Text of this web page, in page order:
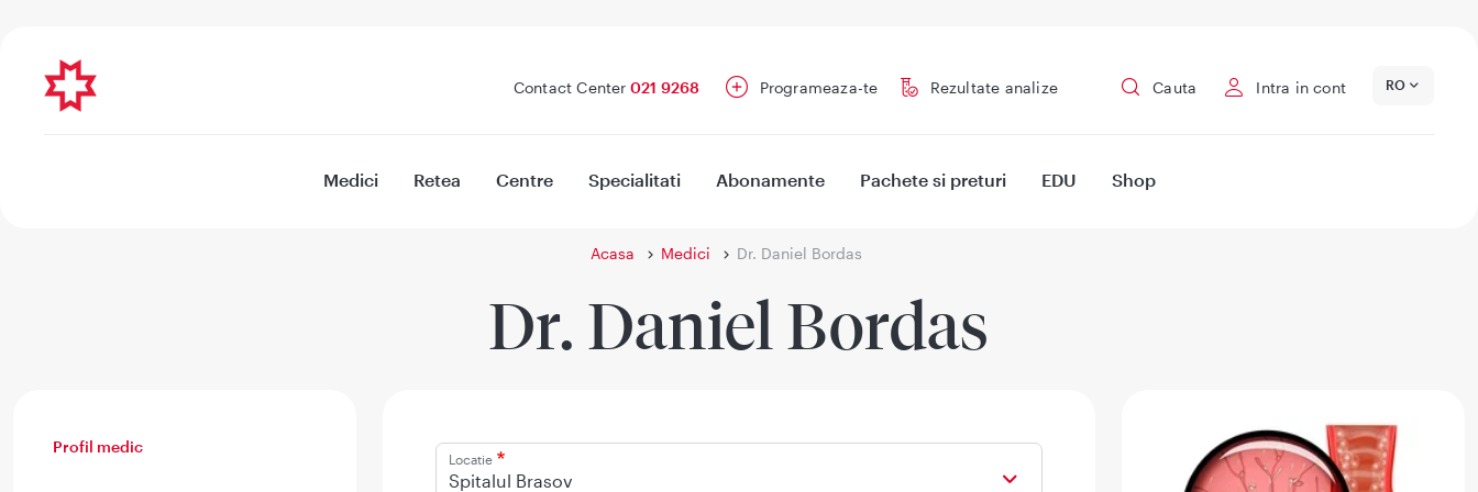
Contact Center 021 9268 Programeaza-te Rezultate analize Cauta Intra in cont RO
Medici Retea Centre Specialitati Abonamente Pachete si preturi EDU Shop
Acasa Medici Dr. Daniel Bordas
Dr. Daniel Bordas
Profil medic
Locatie
Spitalul Brasov